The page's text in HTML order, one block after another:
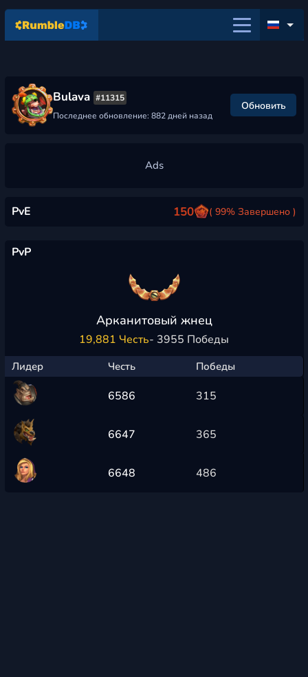
Bulava #11315
Последнее обновление: 882 дней назад
Обновить
PvE 150 ( 99% Завершено )
PvP
Арканитовый жнец
19,881 Честь- 3955 Победы
Лидер Честь Победы
6586 315
6647 365
6648 486